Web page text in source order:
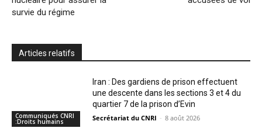
survie du régime
Articles relatifs
Communiqués CNRI
:Droits humains
Iran : Des gardiens de prison effectuent
une descente dans les sections 3 et 4 du
quartier 7 de la prison d’Evin
Secrétariat du CNRI - 8 août 2026